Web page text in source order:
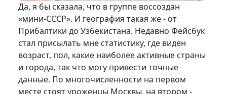
Да, я бы сказала, что в группе воссоздан
«мини-СССР». И география такая же - от
Прибалтики до Узбекистана. Недавно Фейсбук
стал присылать мне статистику, где виден
возраст, пол, какие наиболее активные страны
и города, так что могу привести точные
данные. По многочисленности на первом
месте стоят уроженцы Москвы, на втором -